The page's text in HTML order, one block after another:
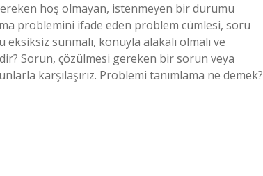
hoş olmayan, istenmeyen bir durumu
problemini ifade eden problem cümlesi, soru
eksiksiz sunmalı, konuyla alakalı olmalı ve
Sorun, çözülmesi gereken bir sorun veya
karşılaşırız. Problemi tanımlama ne demek?